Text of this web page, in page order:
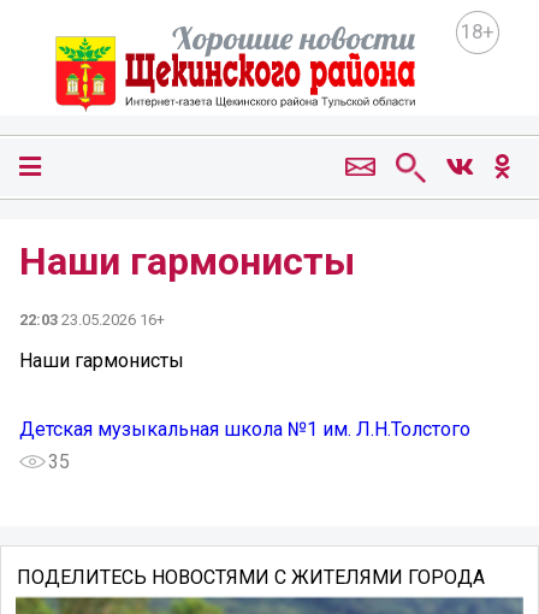
18+
Наши гармонисты
22:03 23.05.2026 16+
Наши гармонисты
Детская музыкальная школа №1 им. Л.Н.Толстого
35
ПОДЕЛИТЕСЬ НОВОСТЯМИ С ЖИТЕЛЯМИ ГОРОДА